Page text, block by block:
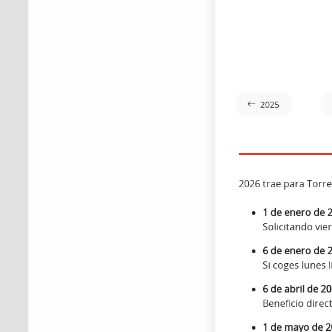
2025
2026 trae para
1 de enero de
Solicitando
6 de enero de
Si coges lunes
6 de abril de
Beneficio
1 de mayo de